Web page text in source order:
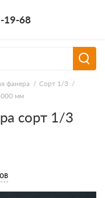
19-68
фанера
Сорт 1/3
мм
сорт 1/3